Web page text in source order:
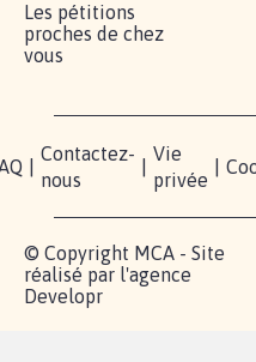
Les pétitions
proches de chez
vous
Contactez-
nous
Vie
privée
© Copyright MCA - Site
réalisé par l'agence
Developr